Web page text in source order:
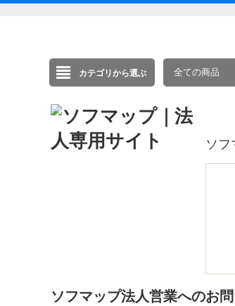
カテゴリから選ぶ 全ての商品
ソフ
ソフマップ法人営業へのお